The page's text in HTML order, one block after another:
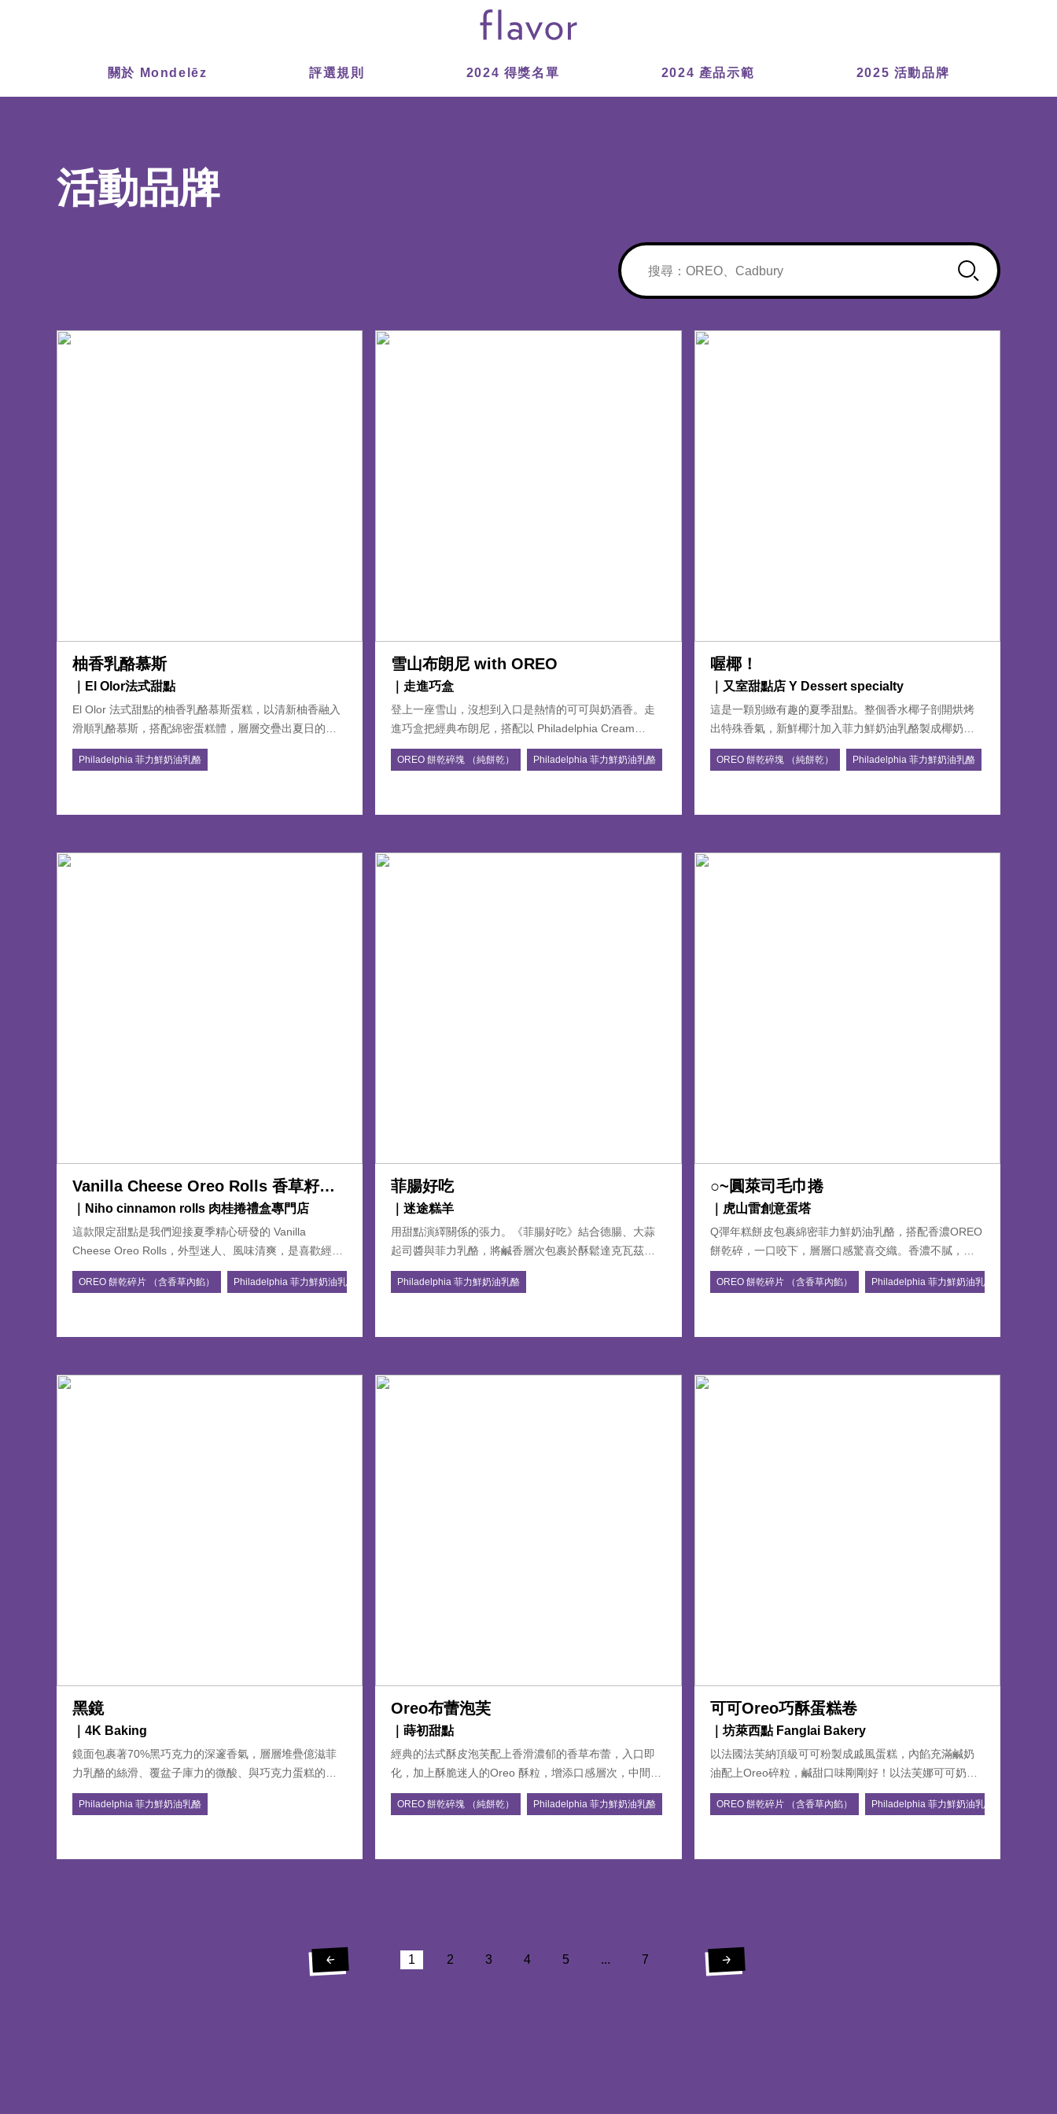
關於 Mondelēz 評選規則 2024 得獎名單 2024 產品示範 2025 活動品牌
活動品牌
柚香乳酪慕斯
｜El Olor法式甜點
El Olor 法式甜點的柚香乳酪慕斯蛋糕，以清新柚香融入
滑順乳酪慕斯，搭配綿密蛋糕體，層層交疊出夏日的清
爽口感。外層淋面透亮如玉，散發淡雅果香，入口即
化，尾韻帶有柚子的微酸果韻，平衡甜膩，令人一口接
Philadelphia 菲力鮮奶油乳酪
雪山布朗尼 with OREO
｜走進巧盒
登上一座雪山，沒想到入口是熱情的可可與奶酒香。走
進巧盒把經典布朗尼，搭配以 Philadelphia Cream
Cheese 打製成綿密奶蓋，拌入 Baileys 奶酒與 Oreo 餅
乾脆片，冰藏後雪白覆頂，宛如一場甜蜜雪崩。入口先
OREO 餅乾碎塊 （純餅乾） Philadelphia 菲力鮮奶油乳酪
喔椰！
｜又室甜點店 Y Dessert specialty
這是一顆別緻有趣的夏季甜點。整個香水椰子剖開烘烤
出特殊香氣，新鮮椰汁加入菲力鮮奶油乳酪製成椰奶
mousse，夾入開心果流心、烏龍蛋糕，鋪上滿滿夏季芒
果、OREO餅乾碎片、巧克力香緹。一口甜加一口新鮮椰
OREO 餅乾碎塊 （純餅乾） Philadelphia 菲力鮮奶油乳酪
Vanilla Cheese Oreo Rolls 香草籽奶
油起司佐奧利奧捲
｜Niho cinnamon rolls 肉桂捲禮盒專門店
這款限定甜點是我們迎接夏季精心研發的 Vanilla
Cheese Oreo Rolls，外型迷人、風味清爽，是喜歡經典
與創新的朋友不可錯過的選擇。減糖減油配方：讓你吃
得更安心，少負擔也不減美味。Oreo捲體：將經典Oreo
OREO 餅乾碎片 （含香草內餡） Philadelphia 菲力鮮奶油乳酪
菲腸好吃
｜迷途糕羊
用甜點演繹關係的張力。《菲腸好吃》結合德腸、大蒜
起司醬與菲力乳酪，將鹹香層次包裹於酥鬆達克瓦茲
中，展現鹹甜交融的極致體驗。靈感來自伴侶間的衝突
與包容，品味感情中的真實與和解。
Philadelphia 菲力鮮奶油乳酪
○~圓萊司毛巾捲
｜虎山雷創意蛋塔
Q彈年糕餅皮包裹綿密菲力鮮奶油乳酪，搭配香濃OREO
餅乾碎，一口咬下，層層口感驚喜交織。香濃不膩，甜
不膩口，療癒指數報表! 每一口都是OREO專屬的雲端幸
福感受
OREO 餅乾碎片 （含香草內餡） Philadelphia 菲力鮮奶油乳酪
黑鏡
｜4K Baking
鏡面包裹著70%黑巧克力的深邃香氣，層層堆疊億滋菲
力乳酪的絲滑、覆盆子庫力的微酸、與巧克力蛋糕的濕
潤濃郁。冰涼與濃郁交織，入口即化，像一場靜謐又華
麗的午夜盛宴
Philadelphia 菲力鮮奶油乳酪
Oreo布蕾泡芙
｜蒔初甜點
經典的法式酥皮泡芙配上香滑濃郁的香草布蕾，入口即
化，加上酥脆迷人的Oreo 酥粒，增添口感層次，中間夾
入濃郁的布朗尼蛋糕體，增加可可的香氣，巧克力控必
吃。一口挖下，多層次口感在舌尖綻放，是療癒，也是
OREO 餅乾碎塊 （純餅乾） Philadelphia 菲力鮮奶油乳酪
可可Oreo巧酥蛋糕卷
｜坊萊西點 Fanglai Bakery
以法國法芙納頂級可可粉製成戚風蛋糕，內餡充滿鹹奶
油配上Oreo碎粒，鹹甜口味剛剛好！以法芙娜可可奶油
結合菲力鮮奶油乳酪裝飾 搭配Oreo碎粒 整體口感蓬鬆
濃郁香甜。
OREO 餅乾碎片 （含香草內餡） Philadelphia 菲力鮮奶油乳酪
1 2 3 4 5 ... 7